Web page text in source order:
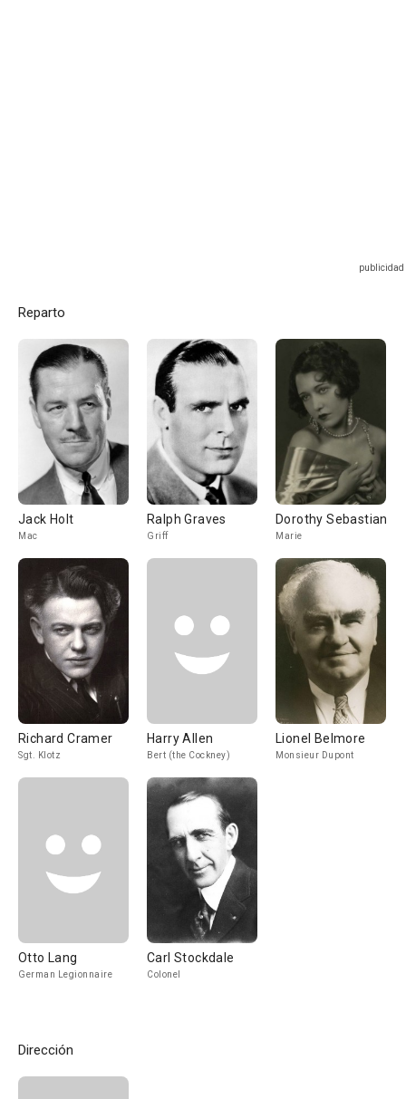
Reparto
Jack Holt
Mac
Ralph Graves
Griff
Dorothy Sebastian
Marie
Richard Cramer
Sgt. Klotz
Harry Allen
Bert (the Cockney)
Lionel Belmore
Monsieur Dupont
Otto Lang
German Legionnaire
Carl Stockdale
Colonel
Dirección